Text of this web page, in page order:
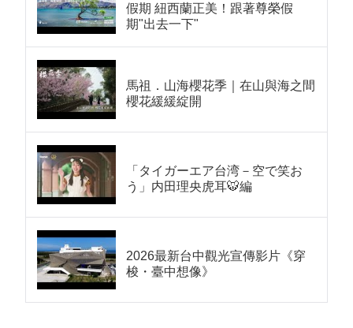
假期 紐西蘭正美！跟著尊榮假
期"出去一下"
馬祖．山海櫻花季｜在山與海之間
櫻花緩緩綻開
「タイガーエア台湾－空で笑お
う」内田理央虎耳🐯編
2026最新台中觀光宣傳影片《穿
梭・臺中想像》